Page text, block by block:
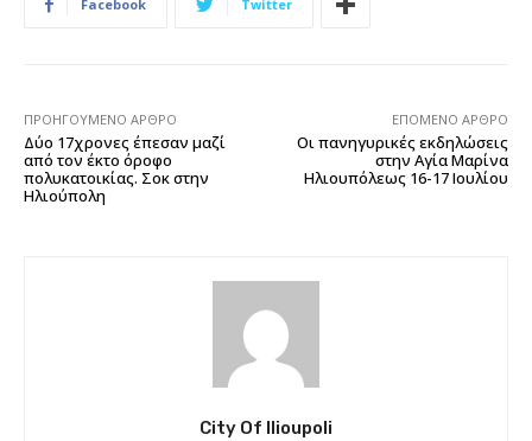
Facebook Twitter
ΠΡΟΗΓΟΎΜΕΝΟ ΆΡΘΡΟ
Δύο 17χρονες έπεσαν μαζί
από τον έκτο όροφο
πολυκατοικίας. Σοκ στην
Ηλιούπολη
ΕΠΌΜΕΝΟ ΆΡΘΡΟ
Οι πανηγυρικές εκδηλώσεις
στην Αγία Μαρίνα
Ηλιουπόλεως 16-17 Ιουλίου
City Of Ilioupoli